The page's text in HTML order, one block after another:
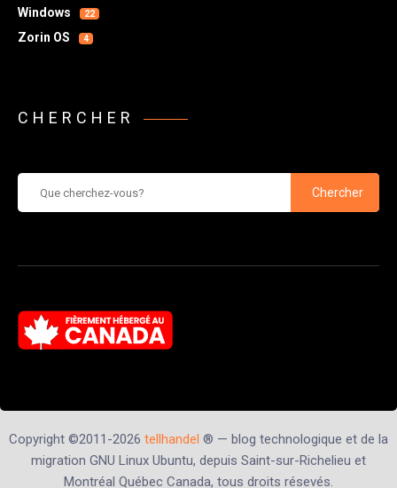
Windows 22
Zorin OS 4
CHERCHER
Copyright ©2011-2026 tellhandel ® — blog technologique et de la
migration GNU Linux Ubuntu, depuis Saint-sur-Richelieu et
Montréal Québec Canada, tous droits résevés.